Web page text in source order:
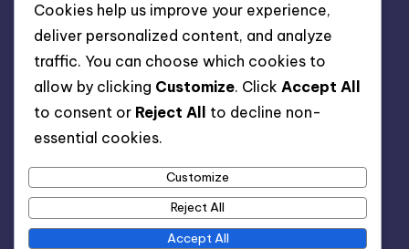
Terms & Conditions
Cookie Policy
Categories
Beneficios de los Cursos Online
Cómo Elegir el Curso Online Ideal
Resultados de Tomar Cursos Online
Cookies help us improve your experience,
deliver personalized content, and analyze
traffic. You can choose which cookies to
allow by clicking Customize. Click Accept All
to consent or Reject All
to decline non-
essential cookies.
Customize
Reject All
Accept All